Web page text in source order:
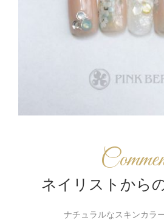
ネイリストから
ナチュラルなスキンカラ